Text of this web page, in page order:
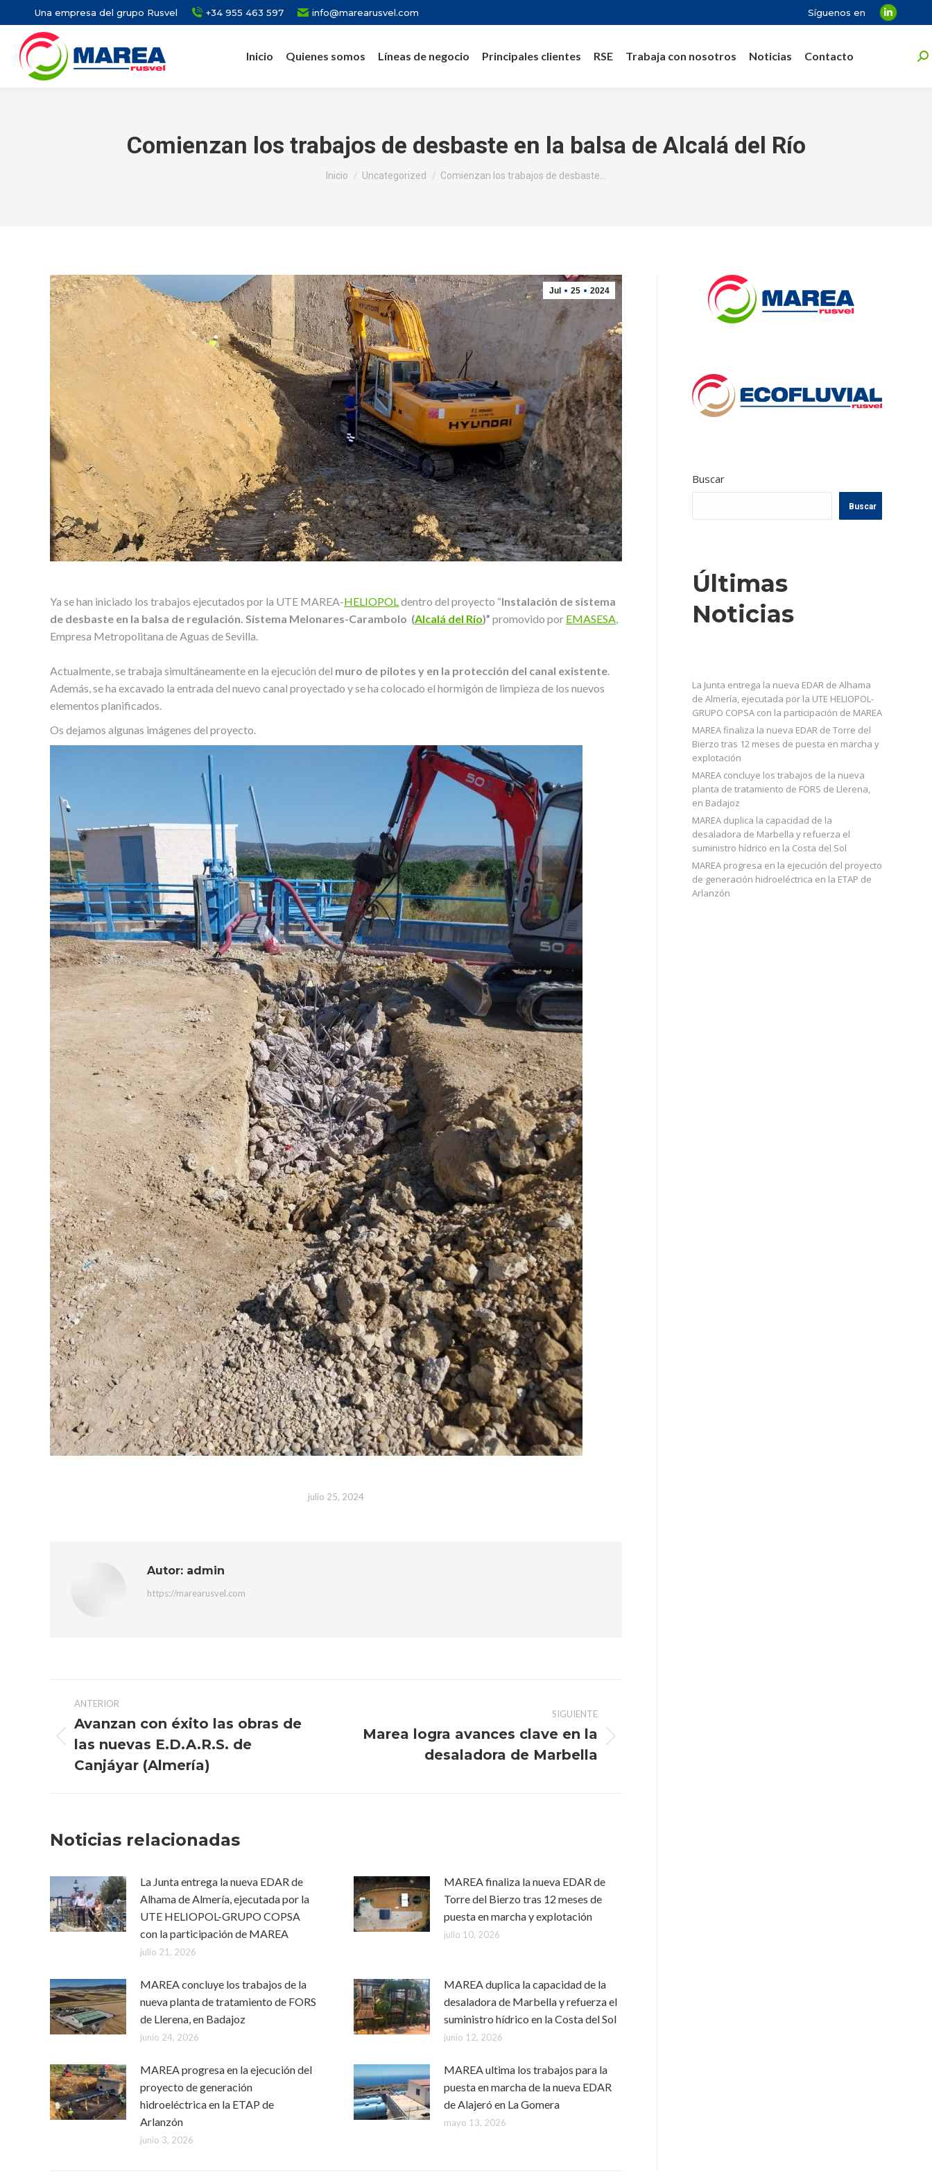
Una empresa del grupo Rusvel +34 955 463 597 info@marearusvel.com Síguenos en
Linkedin
Inicio Quienes somos Líneas de negocio Principales clientes RSE Trabaja con nosotros Noticias Contacto
Comienzan los trabajos de desbaste en la balsa de Alcalá del Río
Estás aquí:
Inicio Uncategorized Comienzan los trabajos de desbaste…
Jul 25 2024
Ya se han iniciado los trabajos ejecutados por la UTE MAREA-HELIOPOL dentro del proyecto “Instalación de sistema
de desbaste en la balsa de regulación. Sistema Melonares-Carambolo (Alcalá del Río)” promovido por EMASESA
Empresa Metropolitana de Aguas de Sevilla.
Actualmente, se trabaja simultáneamente en la ejecución del muro de pilotes y en la protección del canal existente
Además, se ha excavado la entrada del nuevo canal proyectado y se ha colocado el hormigón de limpieza de los nuevos
elementos planificados.
Os dejamos algunas imágenes del proyecto.
julio 25, 2024
Autor: admin
https://marearusvel.com
Navegación
entre
publicaciones
ANTERIOR
Publicación
anterior:
Avanzan con éxito las obras de
las nuevas E.D.A.R.S. de
Canjáyar (Almería)
SIGUIENTE
Marea logra avances clave en la
desaladora de Marbella
Noticias relacionadas
La Junta entrega la nueva EDAR de
Alhama de Almería, ejecutada por la
UTE HELIOPOL-GRUPO COPSA
con la participación de MAREA
julio 21, 2026
MAREA finaliza la nueva EDAR de
Torre del Bierzo tras 12 meses de
puesta en marcha y explotación
julio 10, 2026
MAREA concluye los trabajos de la
nueva planta de tratamiento de FORS
de Llerena, en Badajoz
junio 24, 2026
MAREA duplica la capacidad de la
desaladora de Marbella y refuerza el
suministro hídrico en la Costa del Sol
junio 12, 2026
MAREA progresa en la ejecución del
proyecto de generación
hidroeléctrica en la ETAP de
Arlanzón
junio 3, 2026
MAREA ultima los trabajos para la
puesta en marcha de la nueva EDAR
de Alajeró en La Gomera
mayo 13, 2026
Buscar
Buscar
Últimas
Noticias
La Junta entrega la nueva EDAR de Alhama
de Almería, ejecutada por la UTE HELIOPOL-
GRUPO COPSA con la participación de MAREA
MAREA finaliza la nueva EDAR de Torre del
Bierzo tras 12 meses de puesta en marcha y
explotación
MAREA concluye los trabajos de la nueva
planta de tratamiento de FORS de Llerena,
en Badajoz
MAREA duplica la capacidad de la
desaladora de Marbella y refuerza el
suministro hídrico en la Costa del Sol
MAREA progresa en la ejecución del proyecto
de generación hidroeléctrica en la ETAP de
Arlanzón